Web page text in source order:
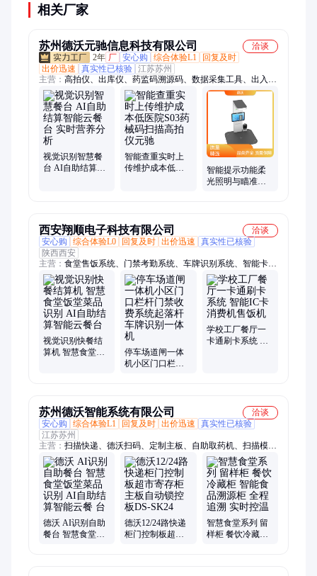
相关厂家
苏州德沃元驰信息科技有限公司
洽谈
2年 厂 安心购 综合体验L1
回复及时
出价迅速
真实性已核验 江苏苏州
主营： 高拍仪、出库仪、药监码溯源码、数据采集工具、出入库
智能秤、出入库智能秤Y1、视觉识别智慧餐台、药品追溯码扫
描仪、药监码高拍仪、药品监管码扫描机、留样柜、食品留样
秤、收银机
视觉识别智慧餐
台 AI自助结算智
智能查重实时上
传维护成本低医
智能提示功能柔
光照明与瞄准灯
西安翔顺电子科技有限公司
洽谈
安心购
综合体验L0 回复及时 出价迅速
真实性已核验
陕西西安
主营： 食堂售饭系统、门禁考勤系统、车牌识别系统、智能卡制
作
视觉识别快餐结
算机 智慧食堂饭
停车场道闸一体
机小区门口栏杆
学校工厂餐厅一
卡通刷卡系统 智
苏州德沃智能系统有限公司
洽谈
安心购
综合体验L1 回复及时 出价迅速
真实性已核验
江苏苏州
主营： 扫描快递、德沃扫码、定制主板、自助取药机、扫描模
块、二维码扫描、便携式蓝牙、扫描枪条码、触摸一体机、安卓
智慧主板、门诊隔离病房、出入库智能秤、出入库智能秤Y1、
视觉识别智慧餐台、收银机、药监码高拍仪、药品追溯码扫描
仪、药品溯源高拍仪、智能柜、药品追溯码一体机、留样柜、食
品留样秤
德沃 AI识别自助
餐台 智慧食堂饭
德沃12/24路快递
柜门控制板超市
智慧食堂系列 留
样柜 餐饮冷藏柜